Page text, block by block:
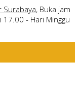
Surabaya, Buka jam
- Hari Minggu